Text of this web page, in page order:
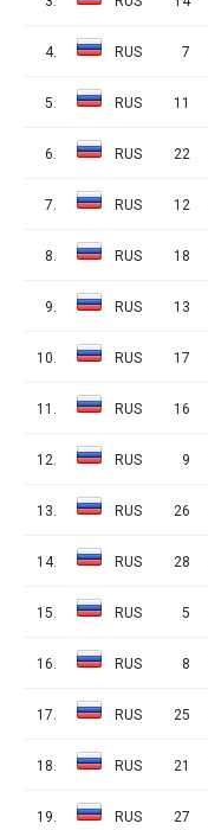
4. RUS 7
5. RUS 11
6. RUS 22
7. RUS 12
8. RUS 18
9. RUS 13
10. RUS 17
11. RUS 16
12. RUS 9
13. RUS 26
14. RUS 28
15. RUS 5
16. RUS 8
17. RUS 25
18. RUS 21
19. RUS 27